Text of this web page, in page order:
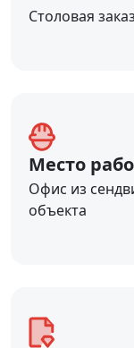
Столовая
Место
Офис из
объекта